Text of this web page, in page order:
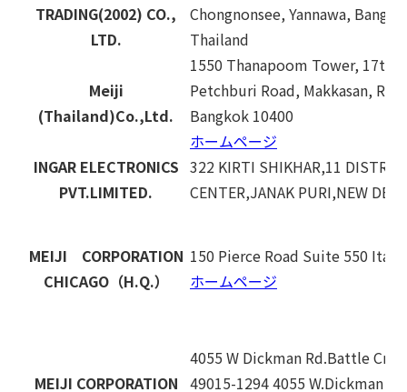
TRADING(2002) CO.,
LTD.
Chongnonsee, Yannawa,
Thailand
Meiji
(Thailand)Co.,Ltd.
1550 Thanapoom Tower, 17th
Petchburi Road, Makkasan,
Bangkok 10400
ホームページ
INGAR ELECTRONICS
PVT.LIMITED.
322 KIRTI SHIKHAR,11
CENTER,JANAK PURI,NEW
MEIJI CORPORATION
CHICAGO（H.Q.）
150 Pierce Road Suite 550
ホームページ
MEIJI CORPORATION
4055 W Dickman Rd.Battle
49015-1294 4055 W.Dickman